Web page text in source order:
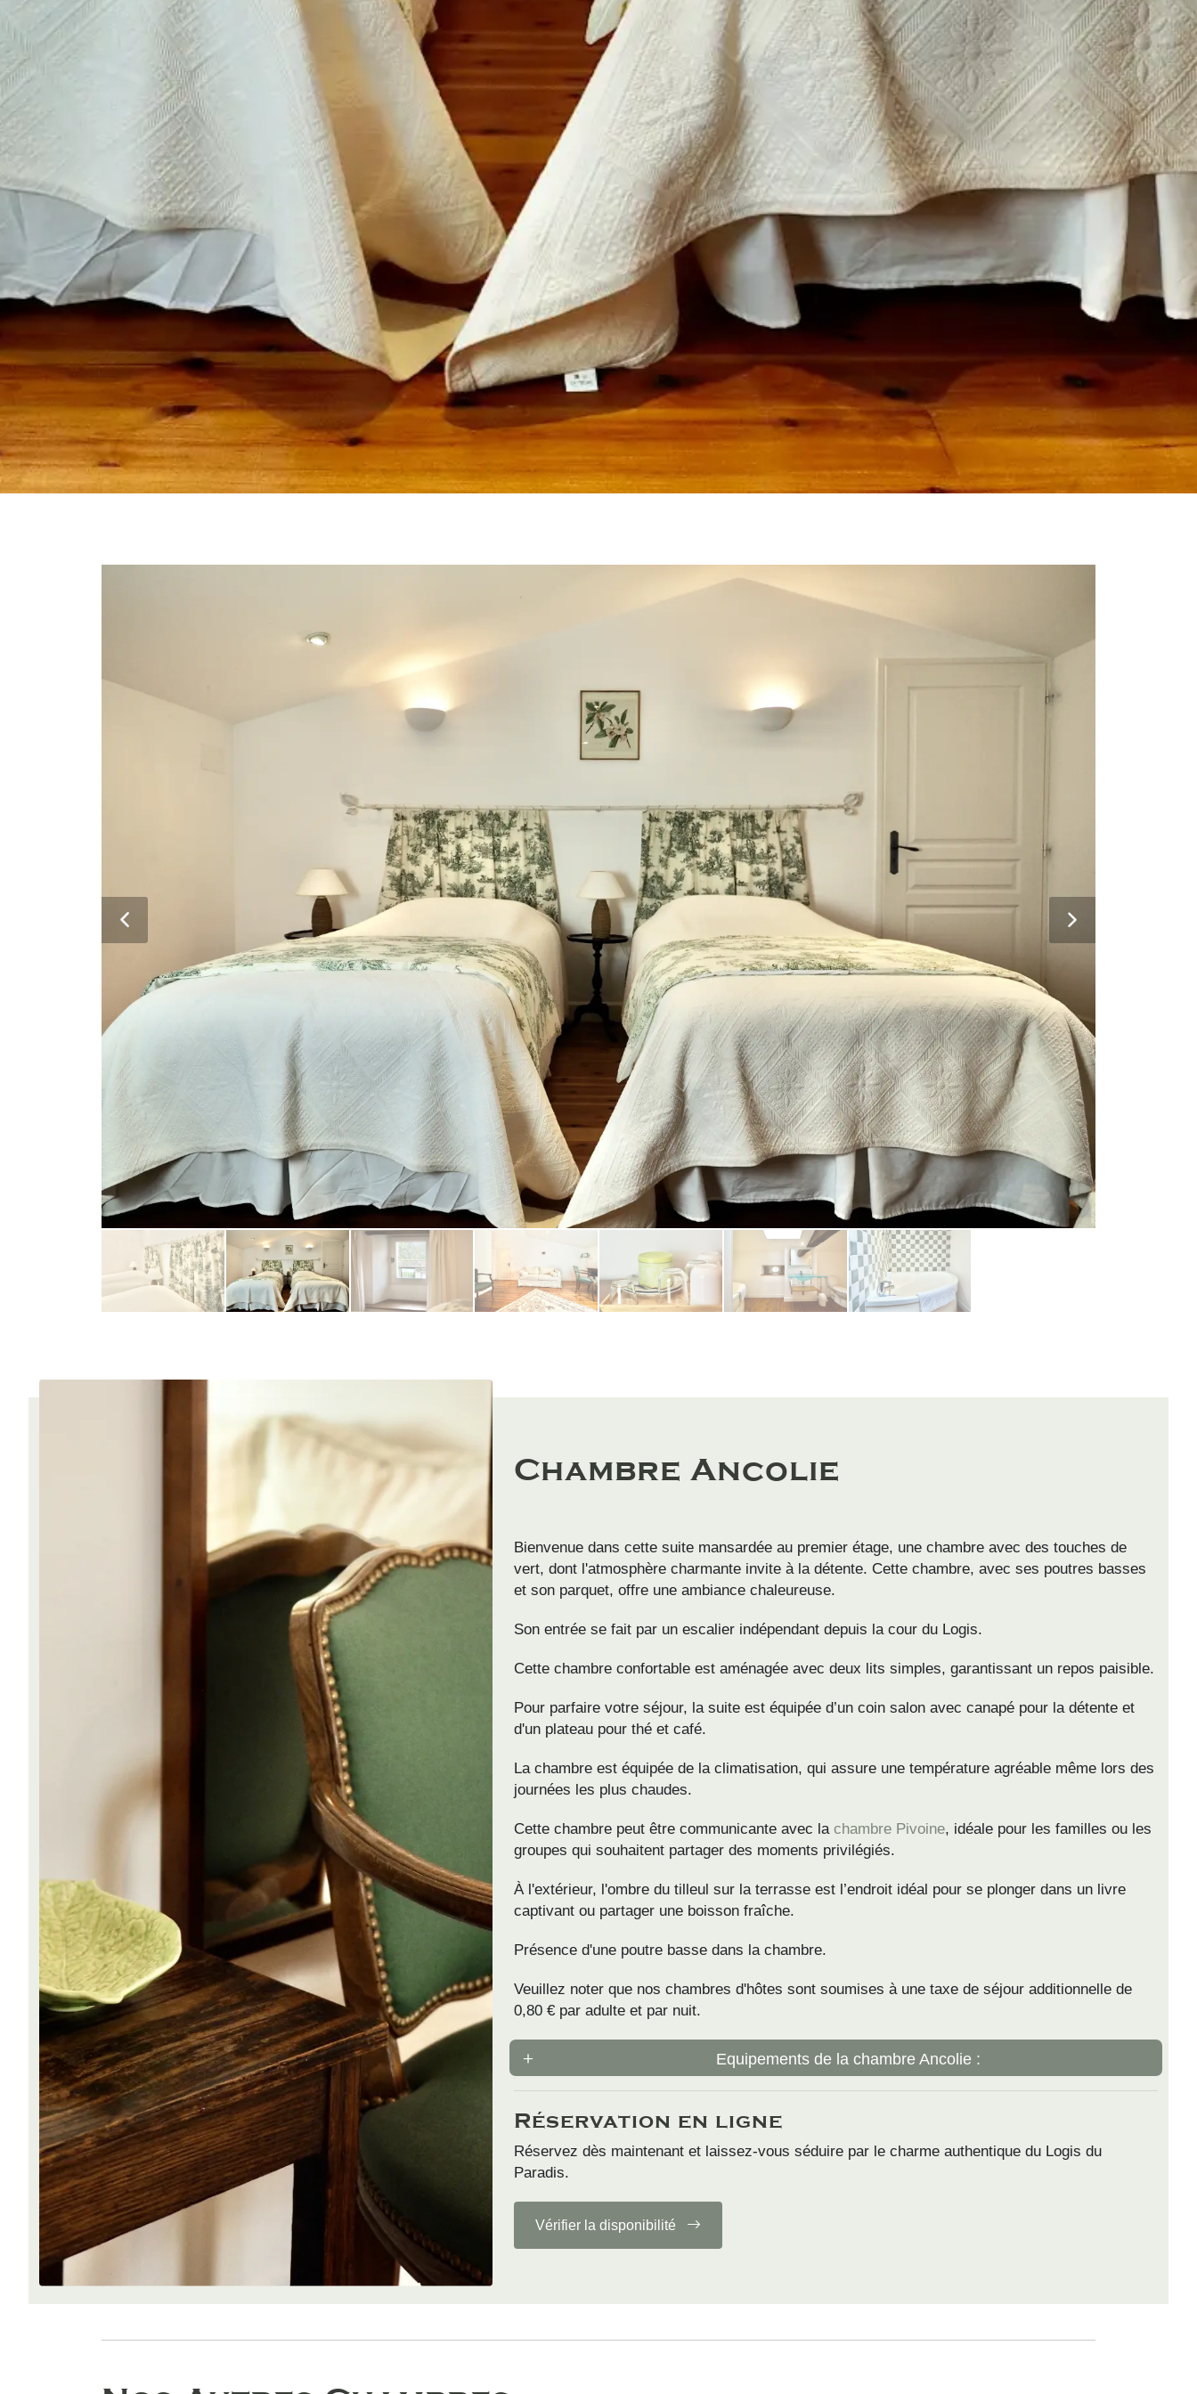
Chambre Ancolie
Bienvenue dans cette suite mansardée au premier étage, une chambre avec des touches de
vert, dont l'atmosphère charmante invite à la détente. Cette chambre, avec ses poutres basses
et son parquet, offre une ambiance chaleureuse.
Son entrée se fait par un escalier indépendant depuis la cour du Logis.
Cette chambre confortable est aménagée avec deux lits simples, garantissant un repos paisible.
Pour parfaire votre séjour, la suite est équipée d’un coin salon avec canapé pour la détente et
d'un plateau pour thé et café.
La chambre est équipée de la climatisation, qui assure une température agréable même lors des
journées les plus chaudes.
Cette chambre peut être communicante avec lachambre Pivoine, idéale pour les familles ou les
groupes qui souhaitent partager des moments privilégiés.
À l'extérieur, l'ombre du tilleul sur la terrasse est l’endroit idéal pour se plonger dans un livre
captivant ou partager une boisson fraîche.
Présence d'une poutre basse dans la chambre.
Veuillez noter que nos chambres d'hôtes sont soumises à une taxe de séjour additionnelle de
0,80 € par adulte et par nuit.
Equipements de la chambre Ancolie :
Réservation en ligne
Réservez dès maintenant et laissez-vous séduire par le charme authentique du Logis du
Paradis.
Vérifier la disponibilité